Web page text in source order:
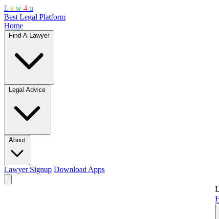
L a w 4 u
Best Legal Platform
Home
Find A Lawyer
Legal Advice
About
Lawyer Signup Download Apps